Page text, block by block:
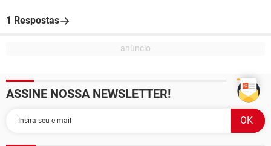
1 Respostas
ASSINE NOSSA NEWSLETTER!